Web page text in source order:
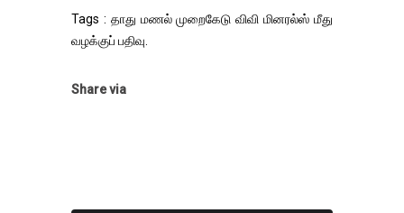
Tags : தாது மணல் முறைகேடு விவி மினரல்ஸ் மீது
வழக்குப் பதிவு.
Share via